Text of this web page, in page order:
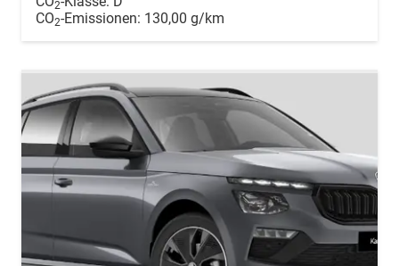
2
CO2-Emissionen: 130,00 g/km